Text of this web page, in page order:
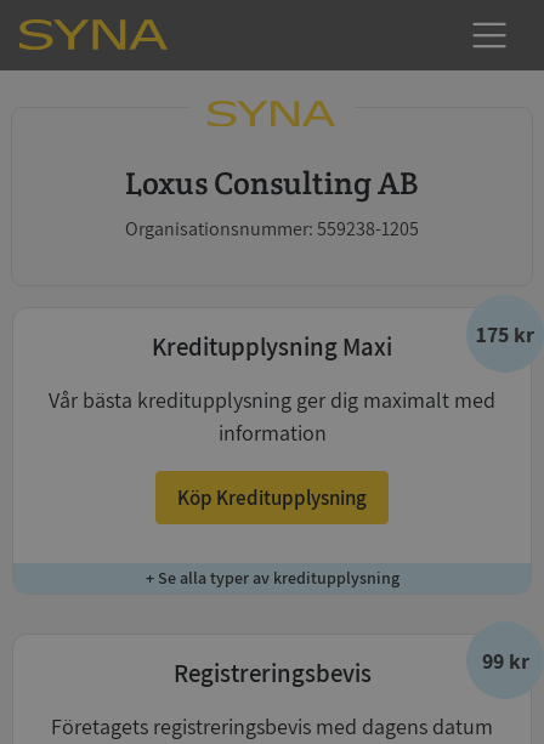
Loxus Consulting AB
Organisationsnummer: 559238-1205
175 kr
Kreditupplysning Maxi
Vår bästa kreditupplysning ger dig maximalt med
information
Köp Kreditupplysning
+ Se alla typer av kreditupplysning
99 kr
Registreringsbevis
Företagets registreringsbevis med dagens datum